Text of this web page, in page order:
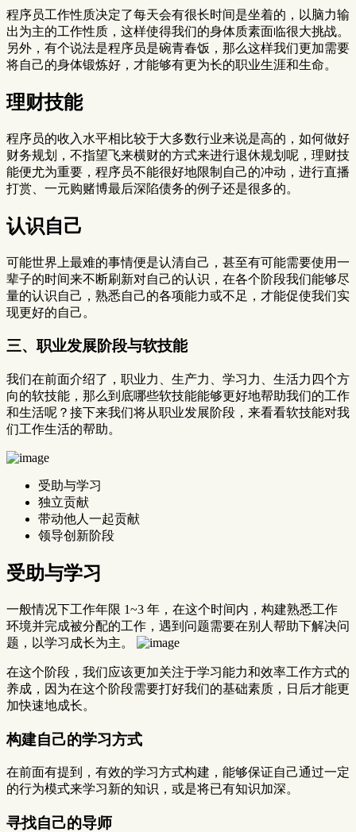
程序员工作性质决定了每天会有很长时间是坐着的，以脑力输
出为主的工作性质，这样使得我们的身体质素面临很大挑战。
另外，有个说法是程序员是碗青春饭，那么这样我们更加需要
将自己的身体锻炼好，才能够有更为长的职业生涯和生命。
理财技能
程序员的收入水平相比较于大多数行业来说是高的，如何做好
财务规划，不指望飞来横财的方式来进行退休规划呢，理财技
能便尤为重要，程序员不能很好地限制自己的冲动，进行直播
打赏、一元购赌博最后深陷债务的例子还是很多的。
认识自己
可能世界上最难的事情便是认清自己，甚至有可能需要使用一
辈子的时间来不断刷新对自己的认识，在各个阶段我们能够尽
量的认识自己，熟悉自己的各项能力或不足，才能促使我们实
现更好的自己。
三、职业发展阶段与软技能
我们在前面介绍了，职业力、生产力、学习力、生活力四个方
向的软技能，那么到底哪些软技能能够更好地帮助我们的工作
和生活呢？接下来我们将从职业发展阶段，来看看软技能对我
们工作生活的帮助。
受助与学习
独立贡献
带动他人一起贡献
领导创新阶段
受助与学习
一般情况下工作年限 1~3 年，在这个时间内，构建熟悉工作
环境并完成被分配的工作，遇到问题需要在别人帮助下解决问
题，以学习成长为主。
在这个阶段，我们应该更加关注于学习能力和效率工作方式的
养成，因为在这个阶段需要打好我们的基础素质，日后才能更
加快速地成长。
构建自己的学习方式
在前面有提到，有效的学习方式构建，能够保证自己通过一定
的行为模式来学习新的知识，或是将已有知识加深。
寻找自己的导师